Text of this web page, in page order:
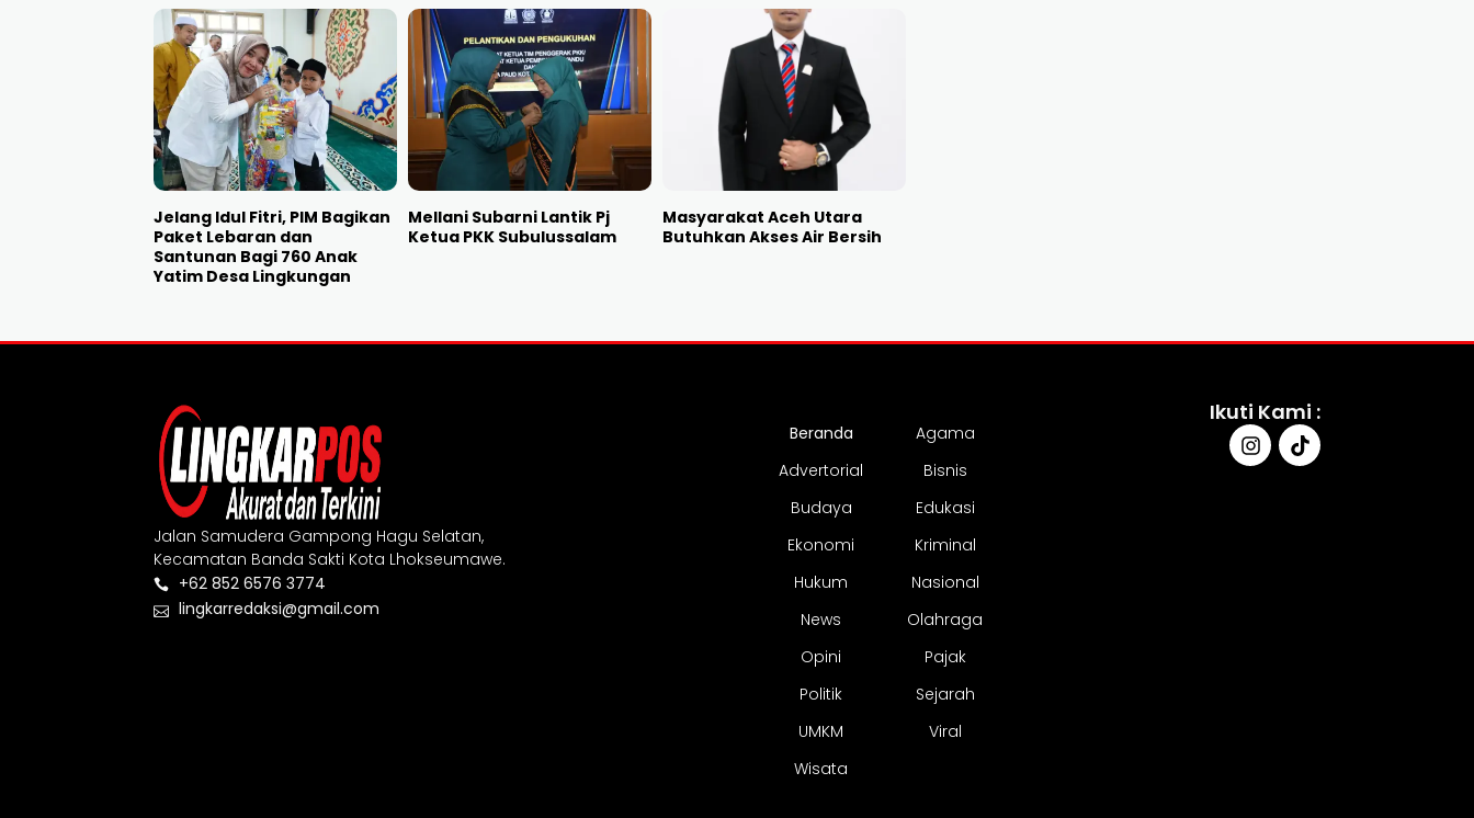
Jelang Idul Fitri, PIM Bagikan
Paket Lebaran dan
Santunan Bagi 760 Anak
Yatim Desa Lingkungan
Mellani Subarni Lantik Pj
Ketua PKK Subulussalam
Masyarakat Aceh Utara
Butuhkan Akses Air Bersih
Jalan Samudera Gampong Hagu Selatan,
Kecamatan Banda Sakti Kota Lhokseumawe.
+62 852 6576 3774
lingkarredaksi@gmail.com
Beranda
Agama
Advertorial
Bisnis
Budaya
Edukasi
Ekonomi
Kriminal
Hukum
Nasional
News
Olahraga
Opini
Pajak
Politik
Sejarah
UMKM
Viral
Wisata
Ikuti Kami :